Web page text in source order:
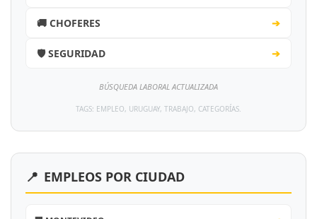
🚚 CHOFERES ➔
🛡️ SEGURIDAD ➔
BÚSQUEDA LABORAL ACTUALIZADA
TAGS: EMPLEO, URUGUAY, TRABAJO, CATEGORÍAS.
📍 EMPLEOS POR CIUDAD